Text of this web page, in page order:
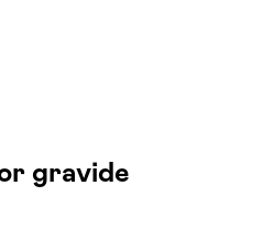
gravide